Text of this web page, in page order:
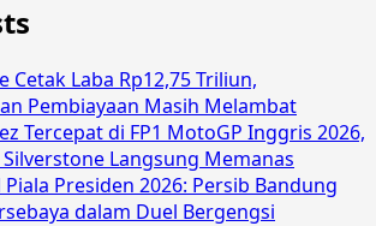
Cetak Laba Rp12,75 Triliun,
Pembiayaan Masih Melambat
Tercepat di FP1 MotoGP Inggris 2026,
Langsung Memanas
Piala Presiden 2026: Persib Bandung
dalam Duel Bergengsi